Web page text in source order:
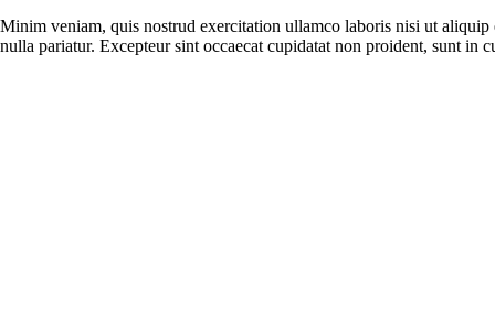
Minim veniam, quis nostrud exercitation ullamco laboris nisi ut
nulla pariatur. Excepteur sint occaecat cupidatat non proident, sunt in